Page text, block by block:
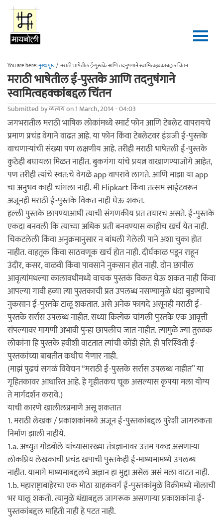
Skip to main content
You are here:मुख्यपृष्ठ / मराठी भाषेतील ई-पुस्तके आणि तदनुषंगाने स्वामित्वहक्कांबद्दल चिंतन
मराठी भाषेतील ई-पुस्तके आणि तदनुषंगाने
स्वामित्वहक्कांबद्दल चिंतन
Submitted byव्यत्ययon 1 March, 2014 - 04:03
जगभरातील मराठी भाषिक लोकांमध्ये स्मार्ट फोन आणि टेबलेट वापरायचे
प्रमाण प्रचंड वेगाने वाढत आहे. या फोन किंवा टेबलेटवर इंग्रजी ई-पुस्तके
वाचणाऱ्यांची संख्या पण लक्षणीय आहे. तरीही मराठी भाषेतली ई-पुस्तके
कुठेही बघायला मिळत नाहीत. बुकगंगा यांचे प्रयत्न वाखाणण्याजोगे आहेत,
पण तरीही त्यांचे स्वत:चे वेगळे app वापरावे लागते. आणि माझा या app
चा अनुभव काही चांगला नाही. मी Flipkart किंवा तत्सम साईटवरून
अजूनही मराठी ई-पुस्तके विकत नाही घेऊ शकत.
हल्ली पुस्तके छापण्याआधी त्याची संगणकीय प्रत तयारच असते. ई-पुस्तके
एकदा बनवली कि त्याच्या अधिक प्रती बनवण्यास काहीच खर्च येत नाही.
चिकटलेली किंवा अनुक्रमानुसार न बांधली गेलेली पाने अशा चुका होत
नाहीत. वाहतूक किंवा साठवणूक खर्च होत नाही. दीर्घकाळ पडून राहून
उंदीर, कसर, वाळवी किंवा पावसाने नुकसान होत नाही. दोन छापील
आवृत्यांमधल्या कालावधीमध्ये वाचक पुस्तकं विकत घेऊ शकत नाही किंवा
आपल्या गावी हव्या त्या पुस्तकाची प्रत उपलब्ध नसण्यामुळे धंदा बुडण्याचे
नुकसान ई-पुस्तके टाळू शकतात. असे अनेक फायदे असूनही मराठी ई-
पुस्तके सर्रास उपलब्ध नाहीत. सध्या कित्येक चांगली पुस्तके एक आवृत्ती
संपल्यावर मागणी अभावी पुन्हा छापलीच जात नाहीत. त्यामुळे ज्या तुरळक
लोकांना हि पुस्तके हवीशी वाटतात त्यांची कोंडी होते. ही परिस्थिती ई-
पुस्तकांच्या बाबतीत कधीच येणार नाही.
(माझं पुढचं सगळं विवेचन “मराठी ई-पुस्तके सर्रास उपलब्ध नाहीत” या
गृहितकावर आधारित आहे. हे गृहीतकच चूक असल्यास कृपया मला योग्य
ते मार्गदर्शन करावे.)
याची कारणे खालीलप्रमाणे असू शकतात
1. मराठी लेखक / प्रकाशकांमध्ये अजून ई-पुस्तकांबद्दल पुरेशी जागरुकता
निर्माण झाली नाहीये.
1.a. अच्युत गोडबोले यांच्यासारख्या तंत्रज्ञानावर उत्तम पकड असणाऱ्या
लोकप्रिय लेखकाची प्रचंड खपाची पुस्तकेही ई-माध्यमामध्ये उपलब्ध
नाहीत. यामागे माध्यमाबद्दलचे अज्ञान हा मुद्दा असेल असं मला वाटत नाही.
1.b. महाराष्ट्राबाहेरचा एक मोठा ग्राहकवर्ग ई-पुस्तकांमुळे विक्रीमध्ये मोलाची
भर घालू शकतो. त्यामुळे धंद्याबद्दल जागरूक असणाऱ्या प्रकाशकांना ई-
पुस्तकांबद्दल माहिती नाही हे पटत नाही.